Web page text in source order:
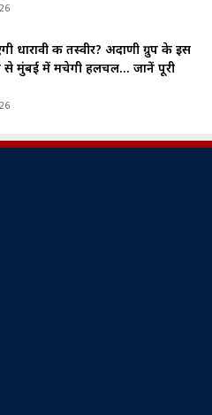
धारावी की तस्वीर? अदाणी ग्रुप के इस
से मुंबई में मचेगी हलचल… जानें पूरी